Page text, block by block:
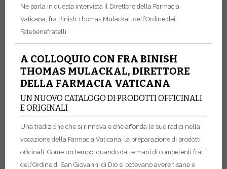
Ne parla in questa intervista il Direttore della Farmacia
Vaticana, fra Binish Thomas Mulackal, dell’Ordine dei
Fatebenefratelli.
A COLLOQUIO CON FRA BINISH
THOMAS MULACKAL, DIRETTORE
DELLA FARMACIA VATICANA
UN NUOVO CATALOGO DI PRODOTTI OFFICINALI
E ORIGINALI
Una tradizione che si rinnova e che affonda le sue radici nella
vocazione della Farmacia Vaticana: la preparazione di prodotti
officinali. Come un tempo, quando dalle mani di competenti frati
dell’Ordine di San Giovanni di Dio si potevano avere tisane e